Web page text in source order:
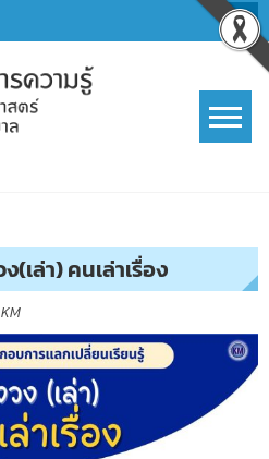
(เล่า) คนเล่าเรื่อง